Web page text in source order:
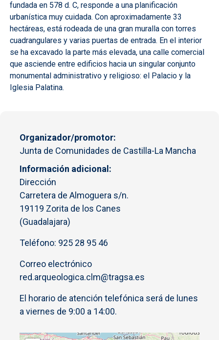
fundada en 578 d. C, responde a una planificación
urbanística muy cuidada. Con aproximadamente 33
hectáreas, está rodeada de una gran muralla con torres
cuadrangulares y varias puertas de entrada. En el interior
se ha excavado la parte más elevada, una calle comercial
que asciende entre edificios hacia un singular conjunto
monumental administrativo y religioso: el Palacio y la
Iglesia Palatina.
Organizador/promotor
Junta de Comunidades de Castilla-La Mancha
Información adicional
Dirección
Carretera de Almoguera s/n.
19119 Zorita de los Canes
(Guadalajara)
Teléfono: 925 28 95 46
Correo electrónico
red.arqueologica.clm@tragsa.es
El horario de atención telefónica será de lunes
a viernes de 9:00 a 14:00.